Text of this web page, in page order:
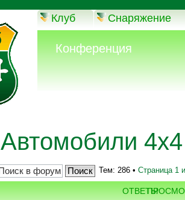
Клуб Снаряжение
Конференция
Автомобили 4х4
Тем: 286 • Страница 1
ОТВЕТЫ